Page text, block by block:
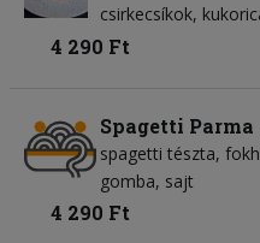
csirkecsíkok
4 290 Ft
Spagetti Parma
spagetti tészta
gomba sajt
4 290 Ft